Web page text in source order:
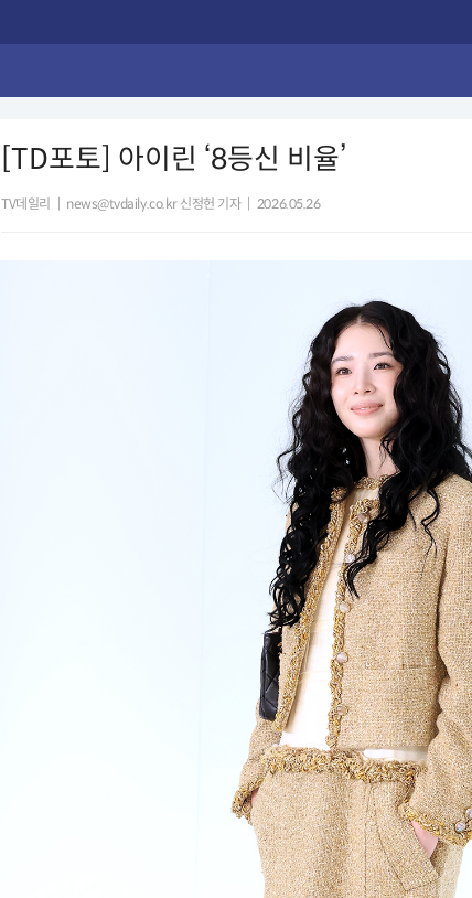
[TD포토] 아이린 ‘8등신 비율’
TV데일리 news@tvdaily.co.kr 신정헌 기자 2026.05.26